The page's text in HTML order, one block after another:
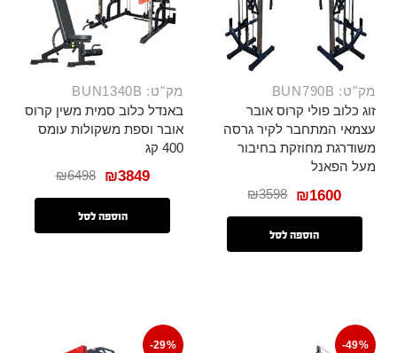
מק"ט: BUN790B
זוג כלוב פולי קרוס אובר
עצמאי המתחבר לקיר גרסה
משודרגת מחוזקת בחיבור
מעל הפאנל
₪3598 ₪1600
הוספה לסל
מק"ט: BUN1340B
באנדל כלוב סמית משין קרוס
אובר וספת משקולות עומס
400 קג
₪6498 ₪3849
הוספה לסל
-49%
-29%